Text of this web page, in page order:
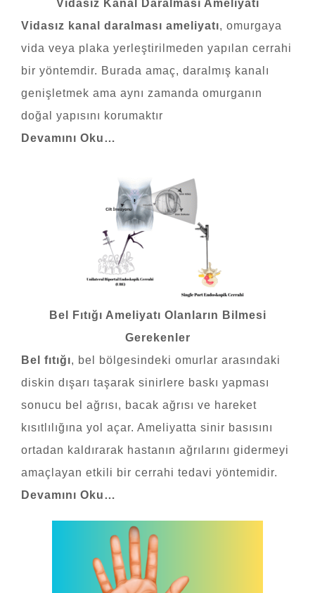
Vidasız Kanal Daralması Ameliyatı
Vidasız kanal daralması ameliyatı, omurgaya
vida veya plaka yerleştirilmeden yapılan cerrahi
bir yöntemdir. Burada amaç, daralmış kanalı
genişletmek ama aynı zamanda omurganın
doğal yapısını korumaktır
Devamını Oku…
Bel Fıtığı Ameliyatı Olanların Bilmesi
Gerekenler
Bel fıtığı, bel bölgesindeki omurlar arasındaki
diskin dışarı taşarak sinirlere baskı yapması
sonucu bel ağrısı, bacak ağrısı ve hareket
kısıtlılığına yol açar. Ameliyatta sinir basısını
ortadan kaldırarak hastanın ağrılarını gidermeyi
amaçlayan etkili bir cerrahi tedavi yöntemidir.
Devamını Oku…